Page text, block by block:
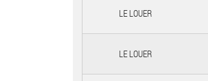
LE LOUER
LE LOUER